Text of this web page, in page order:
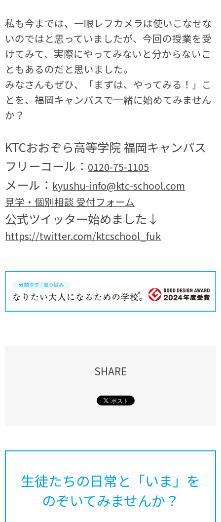
私も今までは、一眼レフカメラは使いこなせな
いのではと思っていましたが、今回の授業を受
けてみて、実際にやってみないと分からないこ
ともあるのだと思いました。
みなさんもぜひ、
「まずは、やってみる！」 こ
とを、福岡キャンパスで一緒に始めてみません
か？
KTCおおぞら高等学院 福岡キャンパス
フリーコール： 0120-75-1105
メール： kyushu-info@ktc-school.com
見学・個別相談 受付フォーム
公式ツイッター始めました↓
https://twitter.com/ktcschool_fuk
SHARE
生徒たちの日常と「いま」を
のぞいてみませんか？